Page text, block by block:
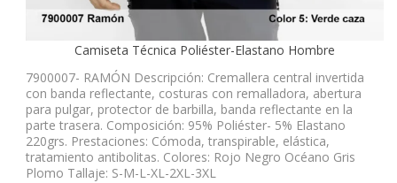
Camiseta Técnica Poliéster-Elastano Hombre
7900007- RAMÓN Descripción: Cremallera central invertida
con banda reflectante, costuras con remalladora, abertura
para pulgar, protector de barbilla, banda reflectante en la
parte trasera. Composición: 95% Poliéster- 5% Elastano
220grs. Prestaciones: Cómoda, transpirable, elástica,
tratamiento antibolitas. Colores: Rojo Negro Océano Gris
Plomo Tallaje: S-M-L-XL-2XL-3XL